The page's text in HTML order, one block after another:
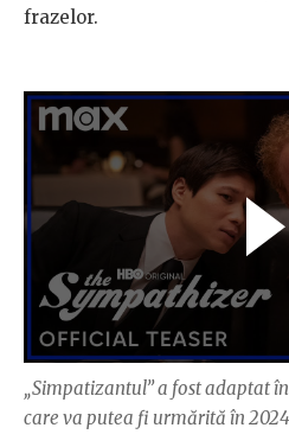
frazelor.
„Simpatizantul” a fost adaptat
care va putea fi urmărită în